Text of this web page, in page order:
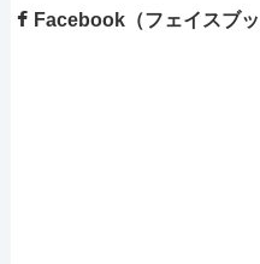
Facebook（フェイスブッ